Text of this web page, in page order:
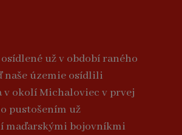
už v období raného
naše územie osídlili
v okolí Michaloviec v prvej
pustošením už
maďarskými bojovníkmi